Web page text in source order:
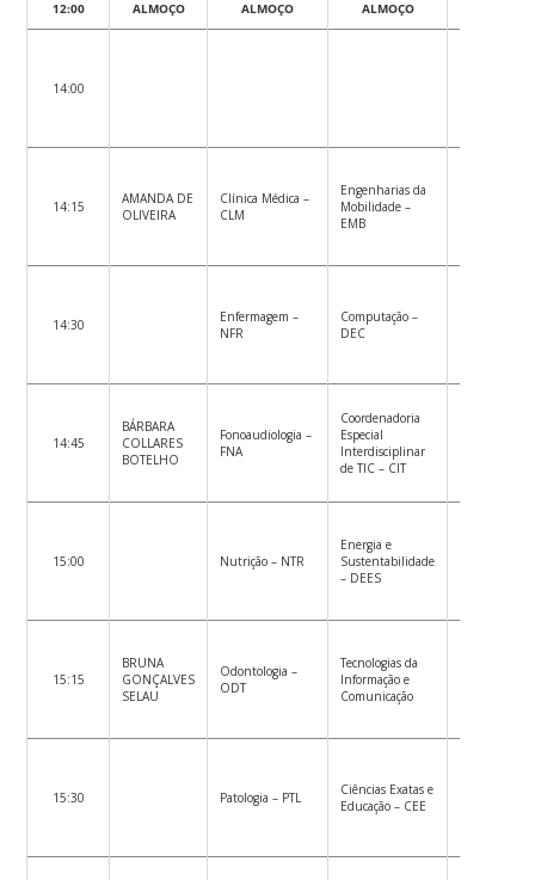
12:00 ALMOÇO ALMOÇO ALMOÇO
14:00
14:15
AMANDA DE
OLIVEIRA
Clínica Médica –
CLM
Engenharias da
Mobilidade –
EMB
14:30
Enfermagem –
NFR
Computação –
DEC
14:45
BÁRBARA
COLLARES
BOTELHO
Fonoaudiologia –
FNA
Coordenadoria
Especial
Interdisciplinar
de TIC – CIT
15:00 Nutrição – NTR
Energia e
Sustentabilidade
– DEES
15:15
BRUNA
GONÇALVES
SELAU
Odontologia –
ODT
Tecnologias da
Informação e
Comunicação
15:30 Patologia – PTL
Ciências Exatas e
Educação – CEE